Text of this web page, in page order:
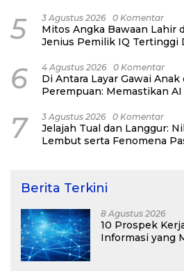
5 3 Agustus 2026 0 Komentar
Mitos Angka Bawaan Lahir
Jenius Pemilik IQ Tertinggi
6 4 Agustus 2026 0 Komentar
Di Antara Layar Gawai Anak
Perempuan: Memastikan
7 3 Agustus 2026 0 Komentar
Jelajah Tual dan Langgur:
Lembut serta Fenomena
Berita Terkini
8 Agustus 2026
10 Prospek
Informasi yang